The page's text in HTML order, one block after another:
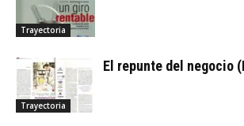
Trayectoria
Trayectoria
El repunte del negocio